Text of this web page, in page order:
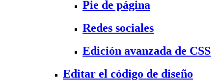
Pie de página
Redes sociales
Edición avanzada de CSS
Editar el código de diseño